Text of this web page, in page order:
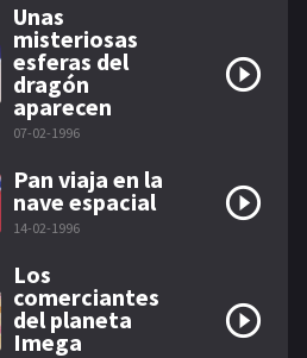
Unas
misteriosas
esferas del
dragón
aparecen
07-02-1996
Pan viaja en la
nave espacial
14-02-1996
Los
comerciantes
del planeta
Imega